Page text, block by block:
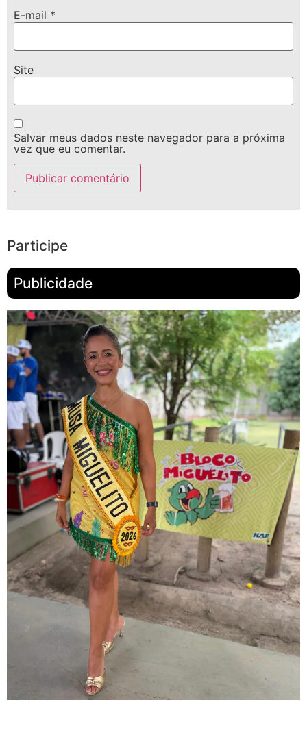
E-mail *
Site
Salvar meus dados neste navegador para a próxima
vez que eu comentar.
Participe
Publicidade